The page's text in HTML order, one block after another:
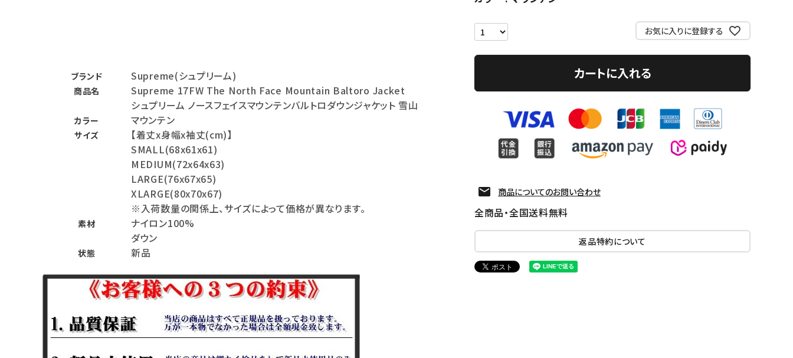
COLLABORATION BRAND
ようこそ ゲスト 様
会員登録
Follow us
ブランド Supreme(シュプリーム)
商品名
Supreme 17FW The North Face Mountain Baltoro Jacket
シュプリーム ノースフェイスマウンテンバルトロダウンジャケット 雪山
カラー マウンテン
サイズ
【着丈x身幅x袖丈(cm)】
SMALL(68x61x61)
MEDIUM(72x64x63)
LARGE(76x67x65)
XLARGE(80x70x67)
※入荷数量の関係上、サイズによって価格が異なります。
素材
ナイロン100%
ダウン
状態 新品
お気に入りに登録する
カートに入れる
商品についてのお問い合わせ
全商品・全国送料無料
返品特約について